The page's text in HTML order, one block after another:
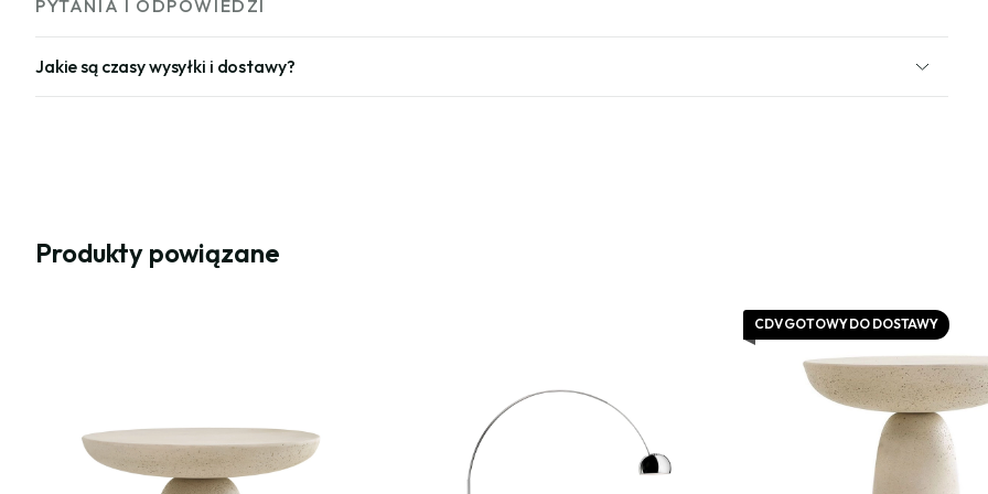
PYTANIA I ODPOWIEDZI
Jakie są czasy wysyłki i dostawy?
Produkty powiązane
CDV GOTOWY DO DOSTAWY